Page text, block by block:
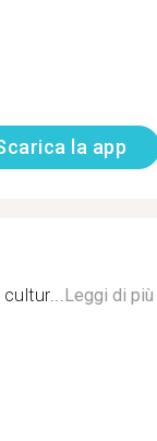
la app
Leggi di più